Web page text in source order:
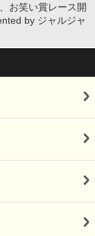
お笑い賞レース開
by ジャルジャ